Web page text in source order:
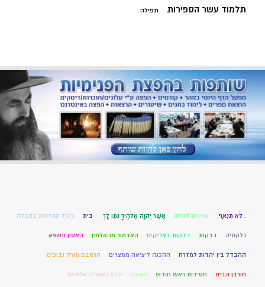
תלמוד עשר הספירות תפילה
. לֹא תִנְאָף. איגרות קודש אֲשֶׁר יְהוָה אֱלֹהֶיךָ נֹתֵן לָךְ. בית גלגל המזלות בקבלה
גלקסיה דבקות דבקות בצדיקים האדמור מהאלמין האסון תשפא
ההבדל בין יהדות למזרח ההכנה ליציאה ממצרים הרמבם מורה נבוכים
חורבן הבית חסידות ראש חודש חתונה טבע גמטריה אלוהים